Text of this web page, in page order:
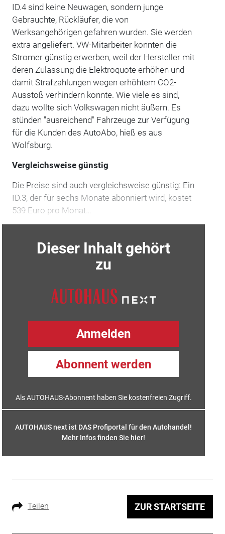
ID.4 sind keine Neuwagen, sondern junge
Gebrauchte, Rückläufer, die von
Werksangehörigen gefahren wurden. Sie werden
extra angeliefert. VW-Mitarbeiter konnten die
Stromer günstig erwerben, weil der Hersteller mit
deren Zulassung die Elektroquote erhöhen und
damit Strafzahlungen wegen erhöhtem CO2-
Ausstoß verhindern konnte. Wie viele es sind,
dazu wollte sich Volkswagen nicht äußern. Es
stünden "ausreichend" Fahrzeuge zur Verfügung
für die Kunden des AutoAbo, hieß es aus
Wolfsburg.
Vergleichsweise günstig
Die Preise sind auch vergleichsweise günstig: Ein
ID.3, der für sechs Monate abonniert wird, kostet
539 Euro pro Monat…
Dieser Inhalt gehört
zu
Anmelden
Abonnent werden
Als AUTOHAUS-Abonnent haben Sie kostenfreien Zugriff.
AUTOHAUS next ist DAS Profiportal für den Autohandel!
Mehr Infos finden Sie hier!
Teilen ZUR STARTSEITE